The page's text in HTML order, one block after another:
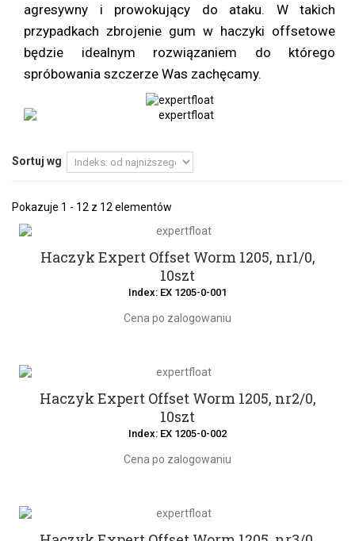
agresywny i prowokujący do ataku. W takich
przypadkach zbrojenie gum w haczyki offsetowe
będzie idealnym rozwiązaniem do którego
spróbowania szczerze Was zachęcamy.
Sortuj wg
Pokazuje 1 - 12 z 12 elementów
Haczyk Expert Offset Worm 1205, nr1/0,
10szt
Index: EX 1205-0-001
Cena po zalogowaniu
Haczyk Expert Offset Worm 1205, nr2/0,
10szt
Index: EX 1205-0-002
Cena po zalogowaniu